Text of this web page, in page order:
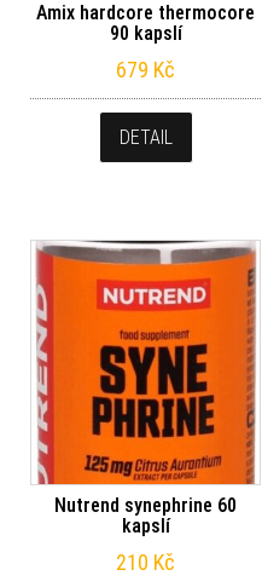
Amix hardcore thermocore
90 kapslí
679 Kč
DETAIL
Nutrend synephrine 60
kapslí
210 Kč